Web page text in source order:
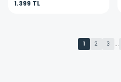
1.399 TL
1 2 3 ...